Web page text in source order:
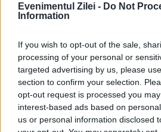
Evenimentul Zilei - Do Not
Information
If you wish to opt-out of the sale,
processing of your personal or
targeted advertising by us, please
section to confirm your selection.
opt-out request is processed you
interest-based ads based on
us or personal information disclosed
Meghan Markle a fost
ipostaze incredibile.